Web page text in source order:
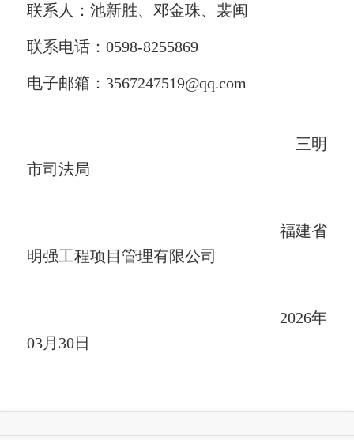
联系人：池新胜、邓金珠、裴闽
联系电话：0598-8255869
电子邮箱： 3567247519@qq.com
三明
市司法局
福建省
明强工程项目管理有限公司
2026年
03月 30日